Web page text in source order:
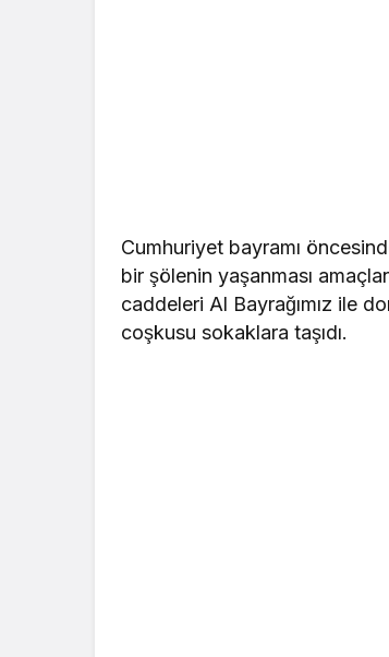
Cumhuriyet bayramı
bir şölenin yaşanması
caddeleri Al Bayrağımız ile
coşkusu sokaklara taşıdı.